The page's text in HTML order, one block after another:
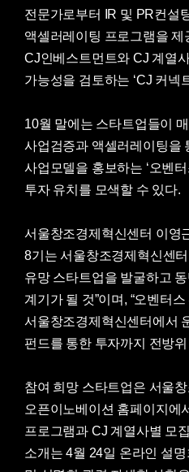
전문가로부터 IR 및 PR컨설
액셀러레이팅 프로그램을 제
CJ인베스트먼트와 CJ 계열
가능성을 검토하는 ‘CJ 커넥
10월 말에는 스타트업들이
사업검증과 액셀러레이팅을
사업모델을 홍보하는 ‘오벤
투자 유치를 모색할 수 있다.
서울창조경제혁신센터 이영
8기는 서울창조경제혁신센
유망 스타트업을 발굴하고
계기가 될 것”이며, “오벤터
서울창조경제혁신센터에서
펀드를 통한 투자까지 전방
참여 희망 스타트업은 서울
오픈이노베이션 홈페이지에
프로그램과 CJ 계열사별 모
소개는 4월 24일 온라인 설